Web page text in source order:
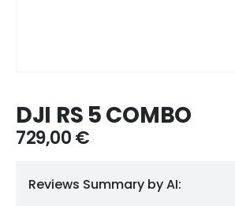
DJI RS 5 COMBO
729,00€
Reviews Summary by AI: